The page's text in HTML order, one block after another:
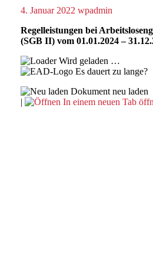
4. Januar 2022 wpadmin
Regelleistungen bei
(SGB II) vom 01.01.2024 –
Wird geladen …
Es dauert zu lange?
Dokument neu laden
|
In einem neuen Tab